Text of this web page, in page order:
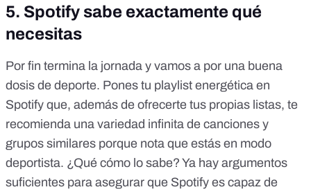
5. Spotify sabe exactamente qué
necesitas
Por fin termina la jornada y vamos a por una buena
dosis de deporte. Pones tu playlist energética en
Spotify que, además de ofrecerte tus propias listas, te
recomienda una variedad infinita de canciones y
grupos similares porque nota que estás en modo
deportista. ¿Qué cómo lo sabe? Ya hay argumentos
suficientes para asegurar que Spotify es capaz de